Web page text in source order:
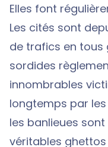
Elles font
Les cités sont
de trafics en tous
sordides
innombrables
longtemps par les
les banlieues
véritables